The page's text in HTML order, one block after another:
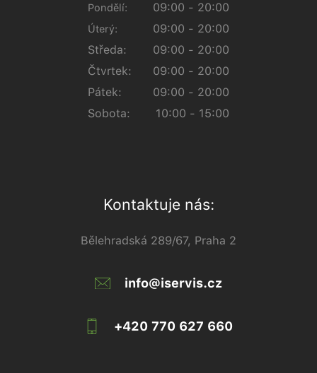
Pondělí:
Úterý:
Středa:
Čtvrtek:
Pátek:
Sobota:
09:00 - 20:00
09:00 - 20:00
09:00 - 20:00
09:00 - 20:00
09:00 - 20:00
10:00 - 15:00
Kontaktuje nás:
Bělehradská 289/67, Praha 2
info@iservis.cz
+420 770 627 660